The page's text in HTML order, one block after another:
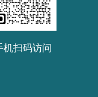
机扫码访问